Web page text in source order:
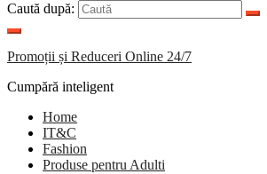
Caută după:
Promoții și Reduceri Online 24/7
Cumpără inteligent
Home
IT&C
Fashion
Produse pentru Adulti